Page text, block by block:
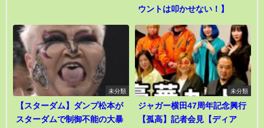
ウントは叩かせない！】
未分類
【スターダム】ダンプ松本が
スターダムで制御不能の大暴
未分類
ジャガー横田47周年記念興行
【孤高】記者会見【ディア